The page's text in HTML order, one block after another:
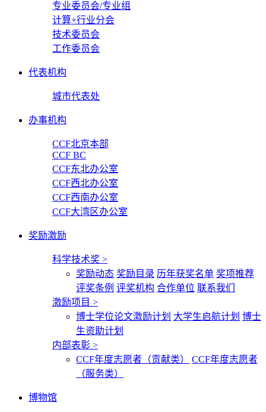
专业委员会/专业组
计算+行业分会
技术委员会
工作委员会
代表机构
城市代表处
办事机构
CCF北京本部
CCF BC
CCF东北办公室
CCF西北办公室
CCF西南办公室
CCF大湾区办公室
奖励激励
科学技术奖 >
奖励动态 奖励目录 历年获奖名单 奖项推荐
评奖条例 评奖机构 合作单位 联系我们
激励项目 >
博士学位论文激励计划 大学生启航计划 博士
生资助计划
内部表彰 >
CCF年度志愿者（贡献类）
CCF年度志愿者
（服务类）
博物馆